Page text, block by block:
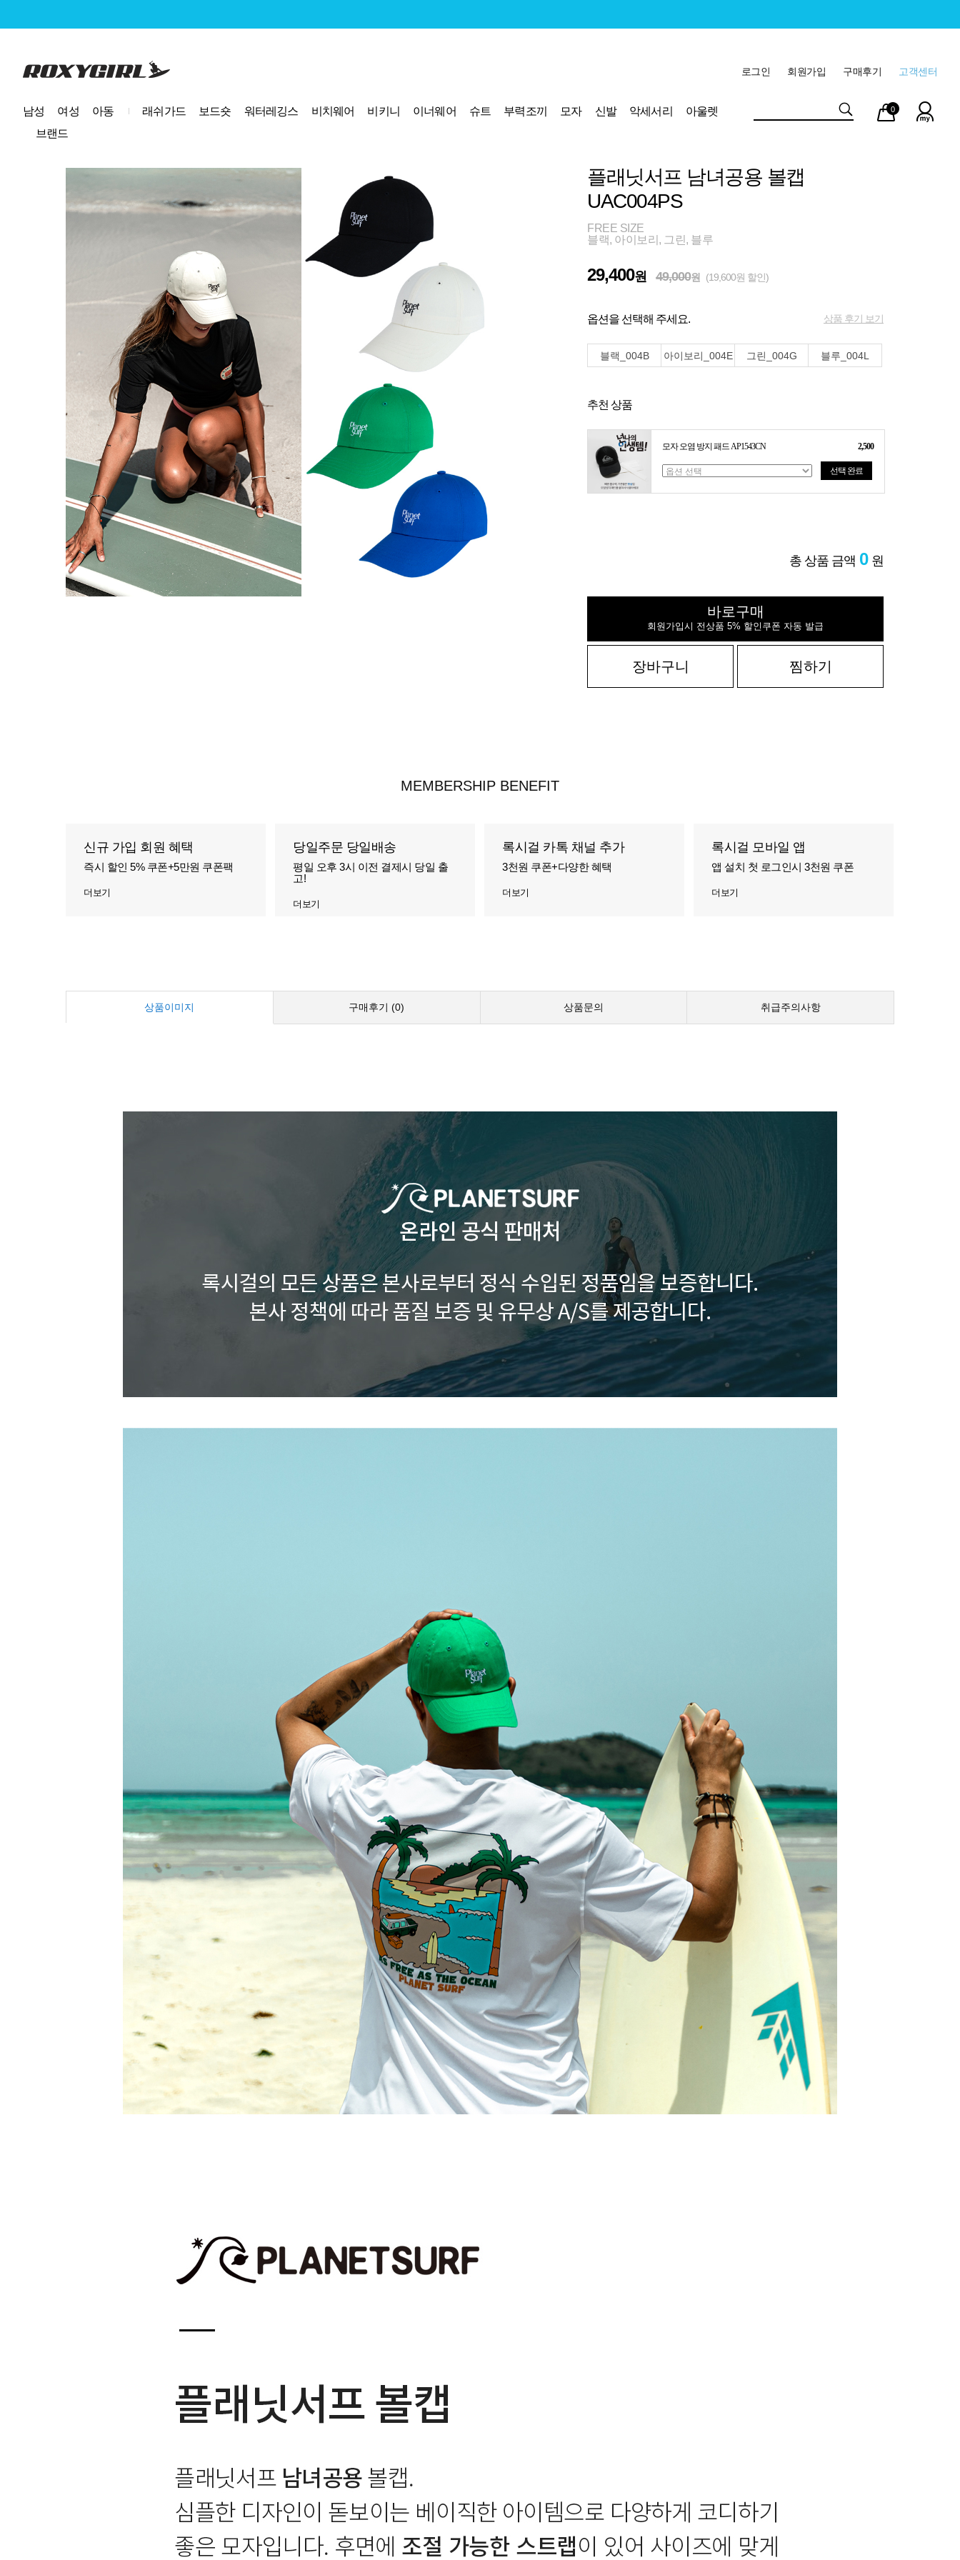
로고 고객센터
구매후기
회원가입
로그인
남성 여성 아동 래쉬가드 보드숏 워터레깅스 비치웨어 비키니 이너웨어 슈트 부력조끼 모자 신발 악세서리
아울렛
브랜드
마이
페이
장바
구니
0
플래닛서프 남녀공용 볼캡
UAC004PS
FREE SIZE
블랙, 아이보리, 그린, 블루
29,400원 49,000원 (19,600원 할인)
옵션을 선택해 주세요. 상품 후기 보기
블랙_004B 아이보리_004E 그린_004G 블루_004L
추천 상품
모자 오염 방지 패드 AP1543CN 2,500
선택 완료
총 상품 금액 0 원
바로구매
회원가입시 전상품 5% 할인쿠폰 자동 발급
장바구니 찜하기
MEMBERSHIP BENEFIT
신규 가입 회원 혜택
즉시 할인 5% 쿠폰+5만원 쿠폰팩
더보기
당일주문 당일배송
평일 오후 3시 이전 결제시 당일 출
고!
더보기
록시걸 카톡 채널 추가
3천원 쿠폰+다양한 혜택
더보기
록시걸 모바일 앱
앱 설치 첫 로그인시 3천원 쿠폰
더보기
상품이미지 구매후기 (0) 상품문의 취급주의사항